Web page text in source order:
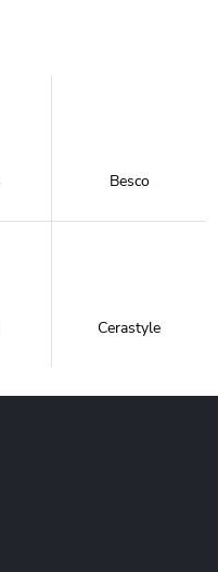
Besco
Cerastyle